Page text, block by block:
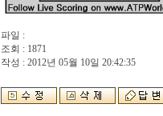
파일 :
조회 : 1871
작성 : 2012년 05월 10일 20:42:35